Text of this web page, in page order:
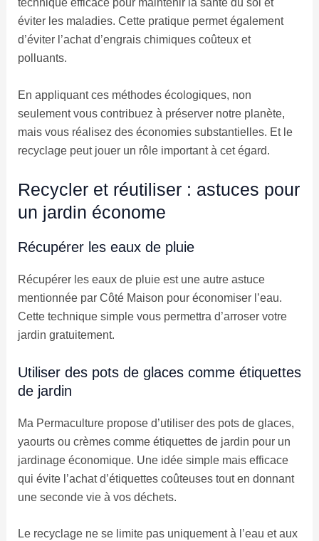
technique efficace pour maintenir la santé du sol et
éviter les maladies. Cette pratique permet également
d’éviter l’achat d’engrais chimiques coûteux et
polluants.
En appliquant ces méthodes écologiques, non
seulement vous contribuez à préserver notre planète,
mais vous réalisez des économies substantielles. Et le
recyclage peut jouer un rôle important à cet égard.
Recycler et réutiliser : astuces pour
un jardin économe
Récupérer les eaux de pluie
Récupérer les eaux de pluie est une autre astuce
mentionnée par Côté Maison pour économiser l’eau.
Cette technique simple vous permettra d’arroser votre
jardin gratuitement.
Utiliser des pots de glaces comme étiquettes
de jardin
Ma Permaculture propose d’utiliser des pots de glaces,
yaourts ou crèmes comme étiquettes de jardin pour un
jardinage économique. Une idée simple mais efficace
qui évite l’achat d’étiquettes coûteuses tout en donnant
une seconde vie à vos déchets.
Le recyclage ne se limite pas uniquement à l’eau et aux